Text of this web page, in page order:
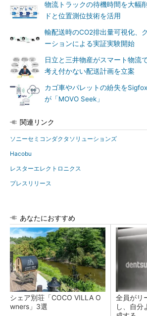
物流トラックの待機時間を大幅
ドと位置測位技術を活用
輸配送時のCO2排出量可視化、
ーションによる実証実験開始
日立と三井物産がスマート物流
考え付かない配送計画を立案
カゴ車やパレットの紛失を
が「MOVO Seek」
関連リンク
ソニーセミコンダクタソリューションズ
Hacobu
レスターエレクトロニクス
プレスリリース
あなたにおすすめ
シェア別荘「COCO VILLA O
wners」3選
全員がリ
し、自分